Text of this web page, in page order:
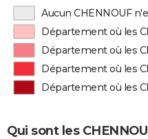
Aucun CHENNOUF
Département où les
Département où les
Département où les
Département où les
Qui sont les